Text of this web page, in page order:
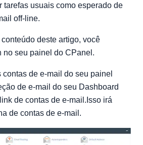
tarefas usuais como esperado de
off-line.
deste artigo, você
no seu painel do CPanel.
contas de e-mail do seu painel
de e-mail do seu Dashboard
de contas de e-mail.Isso irá
de contas de e-mail.